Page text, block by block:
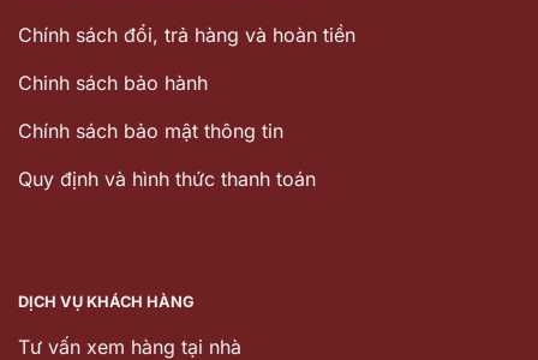
Chính sách đổi, trả hàng và hoàn tiền
Chinh sách bảo hành
Chính sách bảo mật thông tin
Quy định và hình thức thanh toán
DỊCH VỤ KHÁCH HÀNG
Tư vấn xem hàng tại nhà